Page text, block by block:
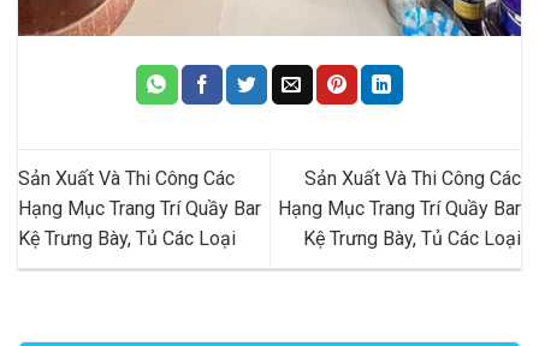
Sản Xuất Và Thi Công Các
Hạng Mục Trang Trí Quầy Bar
Kệ Trưng Bày, Tủ Các Loại
Sản Xuất Và Thi Công Các
Hạng Mục Trang Trí Quầy Bar
Kệ Trưng Bày, Tủ Các Loại